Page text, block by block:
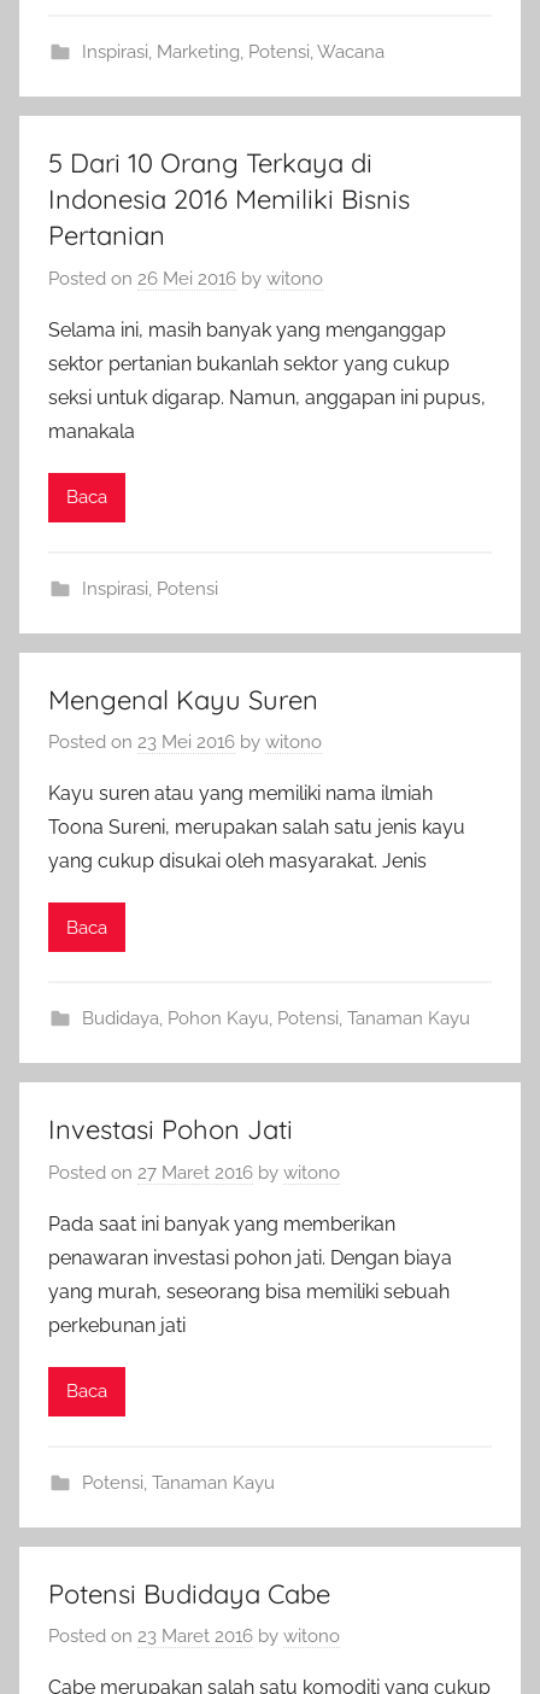
Inspirasi, Marketing, Potensi,Wacana
5 Dari 10 Orang Terkaya di
Indonesia 2016 Memiliki Bisnis
Pertanian
Posted on 26 Mei 2016 by witono
Selama ini, masih banyak yang menganggap
sektor pertanian bukanlah sektor yang cukup
seksi untuk digarap. Namun, anggapan ini pupus,
manakala
Baca
Inspirasi Potensi
Mengenal Kayu Suren
Posted on 23 Mei 2016 by witono
Kayu suren atau yang memiliki nama ilmiah
Toona Sureni, merupakan salah satu jenis kayu
yang cukup disukai oleh masyarakat. Jenis
Baca
Budidaya, Pohon Kayu, Potensi, Tanaman Kayu
Investasi Pohon Jati
Posted on 27 Maret 2016 by witono
Pada saat ini banyak yang memberikan
penawaran investasi pohon jati. Dengan biaya
yang murah, seseorang bisa memiliki sebuah
perkebunan jati
Baca
Potensi Tanaman Kayu
Potensi Budidaya Cabe
Posted on 23 Maret 2016 by witono
Cabe merupakan salah satu komoditi yang cukup